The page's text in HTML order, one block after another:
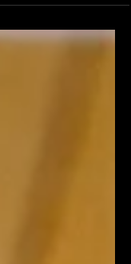
時休業」いたします。